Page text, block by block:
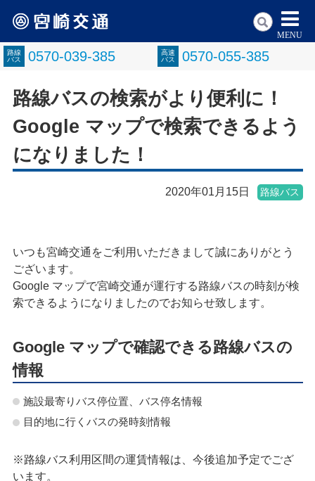
路線
バス
0570-039-385
高速
バス
0570-055-385
MENU
路線バスの検索がより便利に！
Google マップで検索できるよう
になりました！
2020年01月15日 路線バス
いつも宮崎交通をご利用いただきまして誠にありがとう
ございます。
Google マップで宮崎交通が運行する路線バスの時刻が検
索できるようになりましたのでお知らせ致します。
Google マップで確認できる路線バスの
情報
施設最寄りバス停位置、バス停名情報
目的地に行くバスの発時刻情報
※路線バス利用区間の運賃情報は、今後追加予定でござ
います。